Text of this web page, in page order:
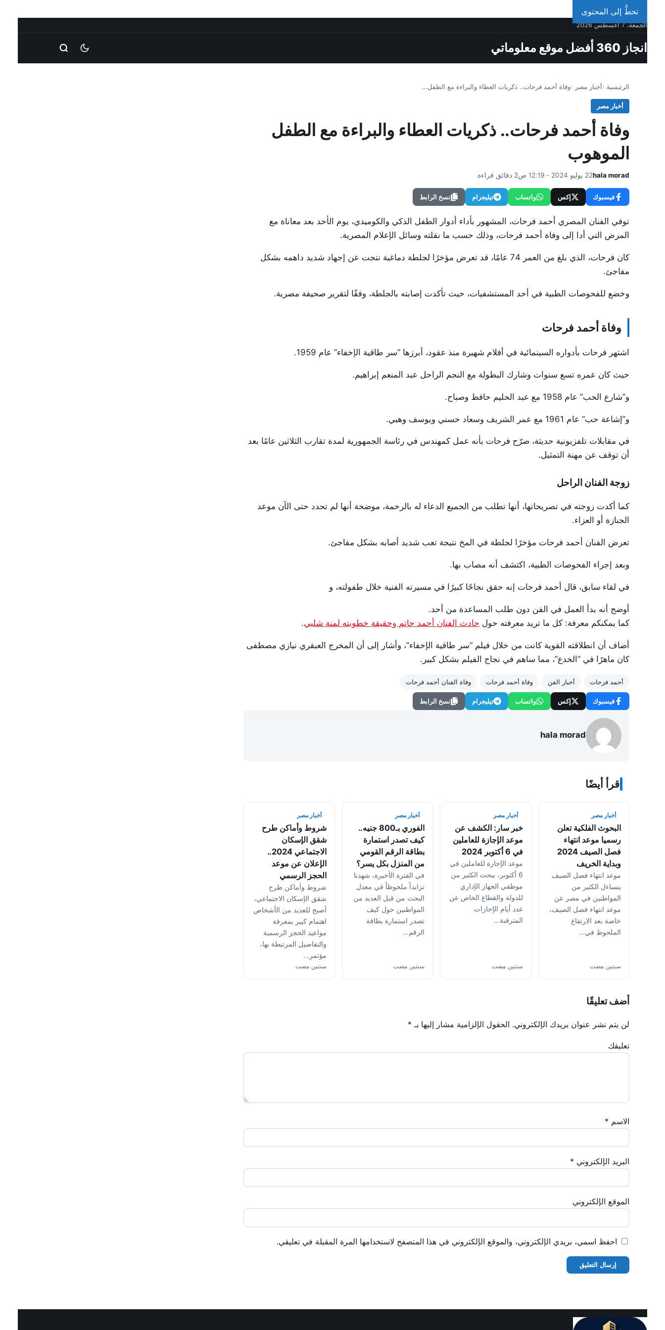
تخطَّ إلى المحتوى
الجمعة، 7 أغسطس 2026
انجاز 360 أفضل موقع معلوماتي
الرئيسية أخبار مصر وفاة أحمد فرحات.. ذكريات العطاء والبراءة مع الطفل…
أخبار مصر
وفاة أحمد فرحات.. ذكريات العطاء والبراءة مع الطفل
الموهوب
hala morad22 يوليو 2024 - 12:19 ص 2 دقائق قراءة
فيسبوك إكس واتساب تيليجرام نسخ الرابط
توفي الفنان المصري أحمد فرحات، المشهور بأداء أدوار الطفل الذكي والكوميدي، يوم الأحد بعد معاناة مع
المرض التي أدا إلى وفاة أحمد فرحات، وذلك حسب ما نقلته وسائل الإعلام المصرية.
كان فرحات، الذي بلغ من العمر 74 عامًا، قد تعرض مؤخرًا لجلطة دماغية نتجت عن إجهاد شديد داهمه بشكل
مفاجئ.
وخضع للفحوصات الطبية في أحد المستشفيات، حيث تأكدت إصابته بالجلطة، وفقًا لتقرير صحيفة مصرية.
وفاة أحمد فرحات
اشتهر فرحات بأدواره السينمائية في أفلام شهيرة منذ عقود، أبرزها “سر طاقية الإخفاء” عام 1959.
حيث كان عمره تسع سنوات وشارك البطولة مع النجم الراحل عبد المنعم إبراهيم.
و”شارع الحب” عام 1958 مع عبد الحليم حافظ وصباح.
و”إشاعة حب” عام 1961 مع عمر الشريف وسعاد حسني ويوسف وهبي.
في مقابلات تلفزيونية حديثة، صرّح فرحات بأنه عمل كمهندس في رئاسة الجمهورية لمدة تقارب الثلاثين عامًا بعد
أن توقف عن مهنة التمثيل.
زوجة الفنان الراحل
كما أكدت زوجته في تصريحاتها، أنها تطلب من الجميع الدعاء له بالرحمة، موضحة أنها لم تحدد حتى الآن موعد
الجنازة أو العزاء.
تعرض الفنان أحمد فرحات مؤخرًا لجلطة في المخ نتيجة تعب شديد أصابه بشكل مفاجئ.
وبعد إجراء الفحوصات الطبية، اكتشف أنه مصاب بها.
في لقاء سابق، قال أحمد فرحات إنه حقق نجاحًا كبيرًا في مسيرته الفنية خلال طفولته، و
أوضح أنه بدأ العمل في الفن دون طلب المساعدة من أحد.
كما يمكنكم معرفة: كل ما تريد معرفته حول حادث الفنان أحمد حاتم وحقيقة خطوبته لمنة شلبي.
أضاف أن انطلاقته القوية كانت من خلال فيلم “سر طاقية الإخفاء”، وأشار إلى أن المخرج العبقري نيازي مصطفى
كان ماهرًا في “الخدع”، مما ساهم في نجاح الفيلم بشكل كبير.
أحمد فرحات أخبار الفن وفاة أحمد فرحات وفاة الفنان أحمد فرحات
فيسبوك إكس واتساب تيليجرام نسخ الرابط
hala morad
اقرأ أيضًا
أخبار مصر
البحوث الفلكية تعلن
رسميا موعد انتهاء
فصل الصيف 2024
وبداية الخريف
موعد انتهاء فصل الصيف
يتساءل الكثير من
المواطنين في مصر عن
موعد انتهاء فصل الصيف،
خاصة بعد الارتفاع
الملحوظ في…
سنتين مضت
أخبار مصر
خبر سار: الكشف عن
موعد الإجازة للعاملين
في 6 أكتوبر 2024
موعد الإجازة للعاملين في
6 أكتوبر، يبحث الكثير من
موظفي الجهاز الإداري
للدولة والقطاع الخاص عن
عدد أيام الإجازات
المترقبة…
سنتين مضت
أخبار مصر
الفوري بـ800 جنيه..
كيف تصدر استمارة
بطاقة الرقم القومي
من المنزل بكل يسر؟
في الفترة الأخيرة، شهدنا
تزايداً ملحوظاً في معدل
البحث من قبل العديد من
المواطنين حول كيف
تصدر استمارة بطاقة
الرقم…
سنتين مضت
أخبار مصر
شروط وأماكن طرح
شقق الإسكان
الاجتماعي 2024..
الإعلان عن موعد
الحجز الرسمي
شروط وأماكن طرح
شقق الإسكان الاجتماعي،
أصبح للعديد من الأشخاص
اهتمام كبير بمعرفة
مواعيد الحجز الرسمية
والتفاصيل المرتبطة بها،
مؤتمر…
سنتين مضت
أضف تعليقًا
لن يتم نشر عنوان بريدك الإلكتروني. الحقول الإلزامية مشار إليها بـ *
تعليقك
الاسم *
البريد الإلكتروني *
الموقع الإلكتروني
احفظ اسمي، بريدي الإلكتروني، والموقع الإلكتروني في هذا المتصفح لاستخدامها المرة المقبلة في تعليقي.